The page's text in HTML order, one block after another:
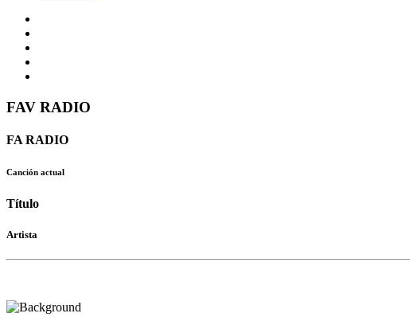
FAV RADIO
FA RADIO
Canción actual
Título
Artista